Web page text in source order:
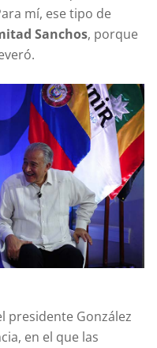
mí, ese tipo de
Sanchos, porque
presidente González
en el que las